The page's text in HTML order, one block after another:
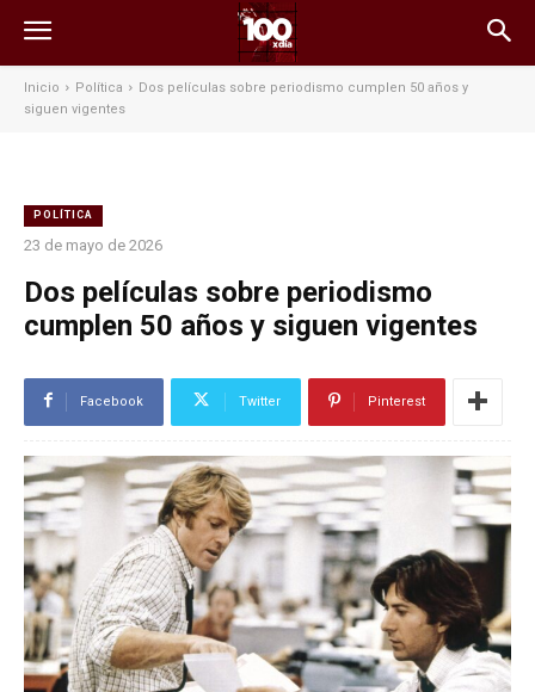
Inicio Política
Dos películas sobre periodismo cumplen 50 años y
siguen vigentes
POLÍTICA
23 de mayo de 2026
Dos películas sobre periodismo
cumplen 50 años y siguen vigentes
Facebook Twitter Pinterest